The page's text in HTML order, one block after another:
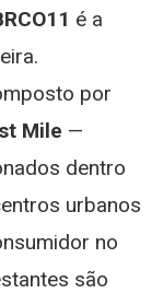
é a
por
Mile —
dentro
urbanos
no
são